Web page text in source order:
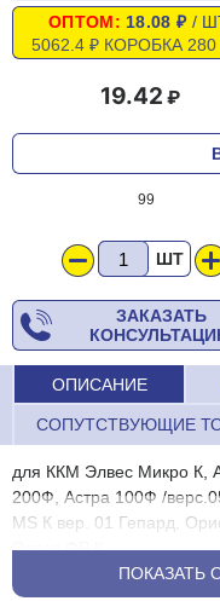
19.42
ОПТОМ: 18.08 ₽/
5062.4 ₽ КОРОБКА
99
ШТ
ЗАКАЗАТЬ
ОПИСАНИЕ
СОПУТСТВУЮЩИЕ
для ККМ Элвес Микро
200Ф, Астра 100Ф /
МS К вер. 01 Гепард,
Элвес ФР К
Тип сырья Koehler,
ПОКАЗАТЬ